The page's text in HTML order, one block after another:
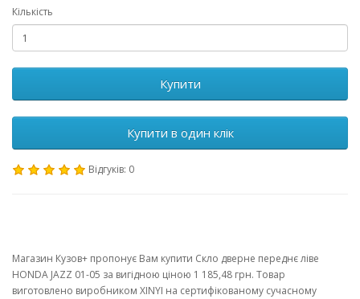
Кількість
Купити
Купити в один клік
Відгуків: 0
Магазин Кузов+ пропонує Вам купити Скло дверне переднє ліве
HONDA JAZZ 01-05 за вигідною ціною 1 185,48 грн. Товар
виготовлено виробником XINYI на сертифікованому сучасному